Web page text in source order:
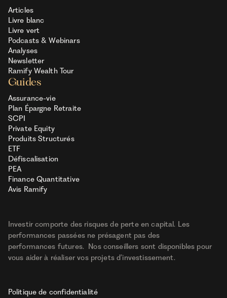
Articles
Livre blanc
Livre vert
Podcasts & Webinars
Analyses
Newsletter
Ramify Wealth Tour
Guides
Assurance-vie
Plan Épargne Retraite
SCPI
Private Equity
Produits Structurés
ETF
Défiscalisation
PEA
Finance Quantitative
Avis Ramify
Investir comporte des risques de perte en capital. Les
performances passées ne présagent pas des
performances futures. Nos conseillers sont disponibles pour
vous aider à réaliser vos projets d’investissement.
Politique de confidentialité